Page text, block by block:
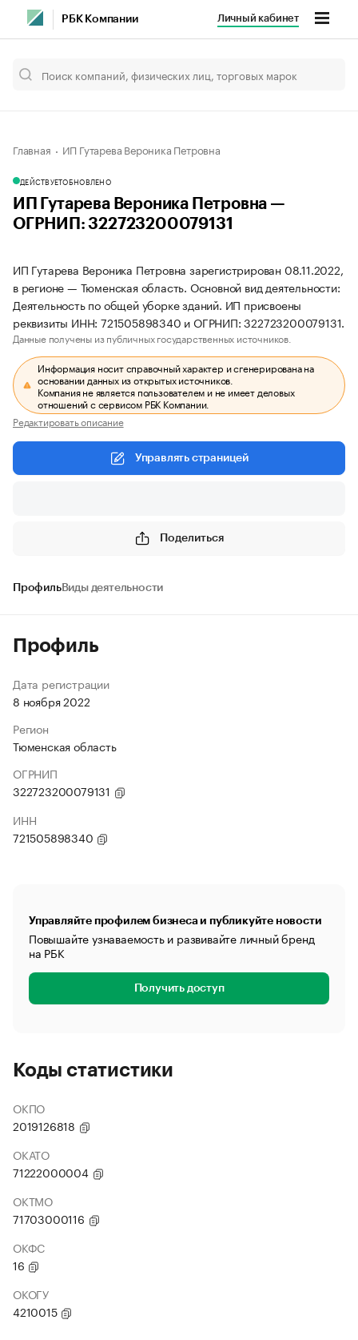
РБК Компании Личный кабинет
Главная ИП Гутарева Вероника Петровна
ДЕЙСТВУЕТОБНОВЛЕНО
ИП Гутарева Вероника Петровна —
ОГРНИП: 322723200079131
ИП Гутарева Вероника Петровна зарегистрирован 08.11.2022,
в регионе — Тюменская область. Основной вид деятельности:
Деятельность по общей уборке зданий. ИП присвоены
реквизиты ИНН: 721505898340 и ОГРНИП: 322723200079131.
Данные получены из публичных государственных источников.
Информация носит справочный характер и сгенерирована на
основании данных из открытых источников.
Компания не является пользователем и не имеет деловых
отношений с сервисом РБК Компании.
Редактировать описание
Управлять страницей
Поделиться
ПрофильВиды деятельности
Профиль
Дата регистрации
8 ноября 2022
Регион
Тюменская область
ОГРНИП
322723200079131
ИНН
721505898340
Управляйте профилем бизнеса и публикуйте новости
Повышайте узнаваемость и развивайте личный бренд
на РБК
Получить доступ
Коды статистики
ОКПО
2019126818
ОКАТО
71222000004
ОКТМО
71703000116
ОКФС
16
ОКОГУ
4210015